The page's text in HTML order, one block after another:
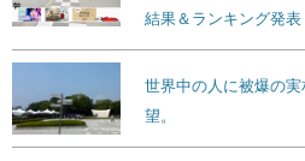
結果＆ランキング発表
世界中の人に被爆の
望。